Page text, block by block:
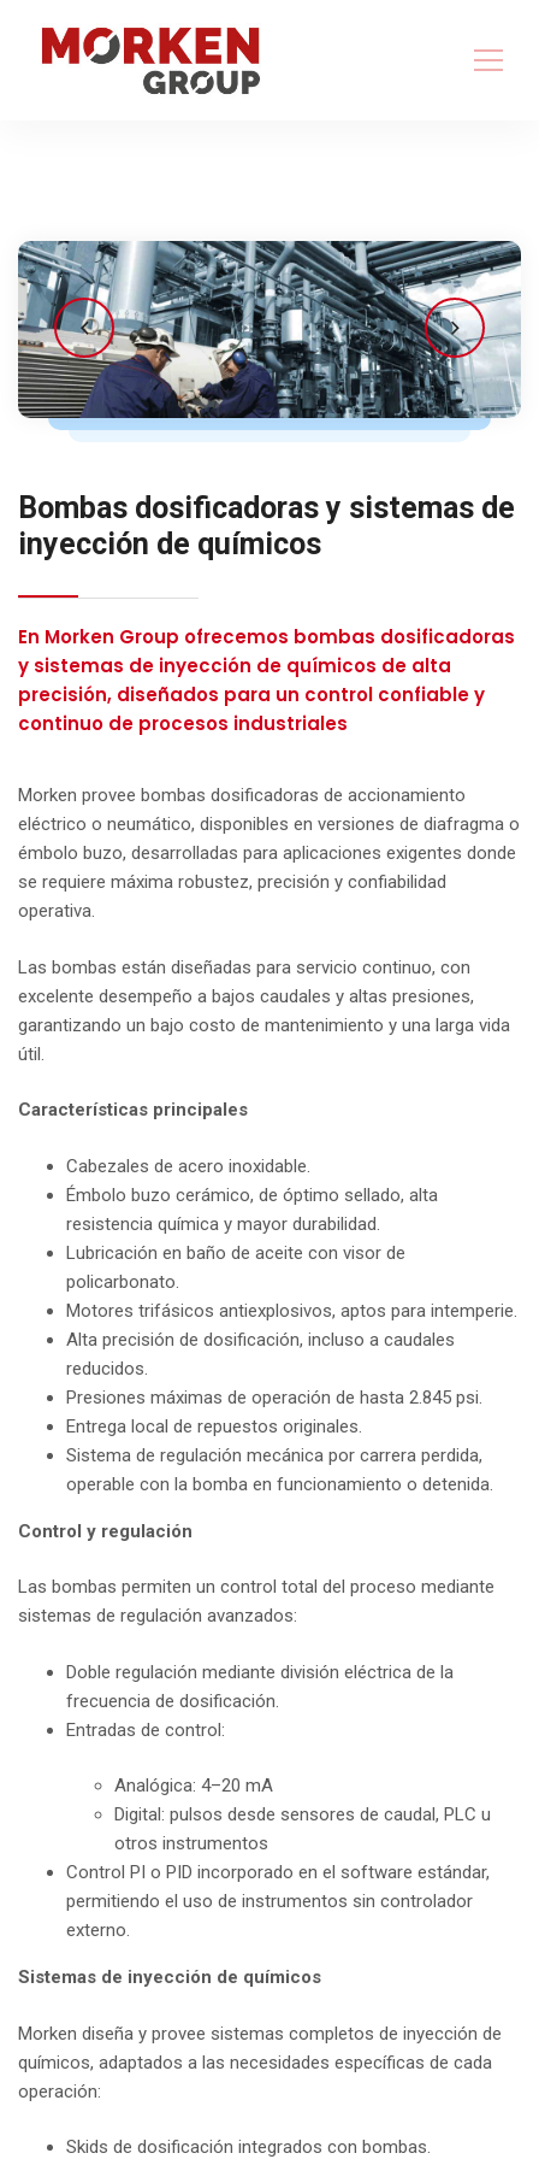
Bombas dosificadoras y sistemas de
inyección de químicos
En Morken Group ofrecemos bombas dosificadoras
y sistemas de inyección de químicos de alta
precisión, diseñados para un control confiable y
continuo de procesos industriales
Morken provee bombas dosificadoras de accionamiento
eléctrico o neumático, disponibles en versiones de diafragma o
émbolo buzo, desarrolladas para aplicaciones exigentes donde
se requiere máxima robustez, precisión y confiabilidad
operativa.
Las bombas están diseñadas para servicio continuo, con
excelente desempeño a bajos caudales y altas presiones,
garantizando un bajo costo de mantenimiento y una larga vida
útil.
Características principales
Cabezales de acero inoxidable.
Émbolo buzo cerámico, de óptimo sellado, alta
resistencia química y mayor durabilidad.
Lubricación en baño de aceite con visor de
policarbonato.
Motores trifásicos antiexplosivos, aptos para intemperie.
Alta precisión de dosificación, incluso a caudales
reducidos.
Presiones máximas de operación de hasta 2.845 psi.
Entrega local de repuestos originales.
Sistema de regulación mecánica por carrera perdida,
operable con la bomba en funcionamiento o detenida.
Control y regulación
Las bombas permiten un control total del proceso mediante
sistemas de regulación avanzados:
Doble regulación mediante división eléctrica de la
frecuencia de dosificación.
Entradas de control:
Analógica: 4–20 mA
Digital: pulsos desde sensores de caudal, PLC u
otros instrumentos
Control PI o PID incorporado en el software estándar,
permitiendo el uso de instrumentos sin controlador
externo.
Sistemas de inyección de químicos
Morken diseña y provee sistemas completos de inyección de
químicos, adaptados a las necesidades específicas de cada
operación:
Skids de dosificación integrados con bombas.